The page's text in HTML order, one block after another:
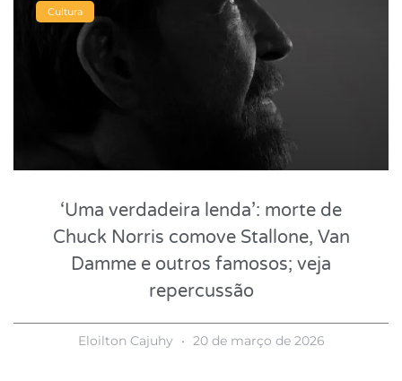
Cultura
‘Uma verdadeira lenda’: morte de
Chuck Norris comove Stallone, Van
Damme e outros famosos; veja
repercussão
Eloilton Cajuhy 20 de março de 2026